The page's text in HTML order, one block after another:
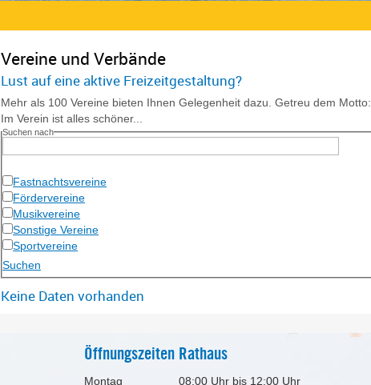
Vereine und Verbände
Lust auf eine aktive Freizeitgestaltung?
Mehr als 100 Vereine bieten Ihnen Gelegenheit dazu. Getreu dem Motto:
Im Verein ist alles schöner...
Suchen nach
Fastnachtsvereine
Fördervereine
Musikvereine
Sonstige Vereine
Sportvereine
Keine Daten vorhanden
Öffnungszeiten Rathaus
Montag 08:00 Uhr bis 12:00 Uhr